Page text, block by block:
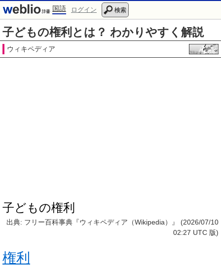
国語 ログイン 検索
子どもの権利とは？ わかりやすく解説
ウィキペディア
子どもの権利
出典: フリー百科事典『ウィキペディア（Wikipedia）』 (2026/07/10
02:27 UTC 版)
権利